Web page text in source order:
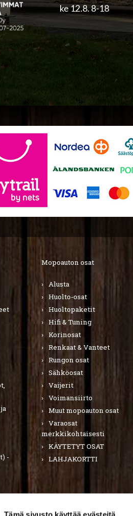
Tämä sivusto käyttää evästeitä
ke 12.8. 8-18
-
Mopoauton osat
Alusta
Huolto-osat
Huoltopaketit
Hifi & Tuning
Korinosat
Renkaat & Vanteet
Rungon osat
Sähköosat
Vaijerit
Voimansiirto
Muut mopoauton osat
Varaosat
merkkikohtaisesti
KÄYTETYT OSAT
LAHJAKORTTI